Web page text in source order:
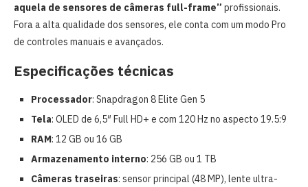
aquela de sensores de câmeras full-frame” profissionais.
Fora a alta qualidade dos sensores, ele conta com um modo Pro
de controles manuais e avançados.
Especificações técnicas
Processador: Snapdragon 8 Elite Gen 5
Tela: OLED de 6,5″ Full HD+ e com 120 Hz no aspecto 19.5:9
RAM: 12 GB ou 16 GB
Armazenamento interno: 256 GB ou 1 TB
Câmeras traseiras: sensor principal (48 MP), lente ultra-